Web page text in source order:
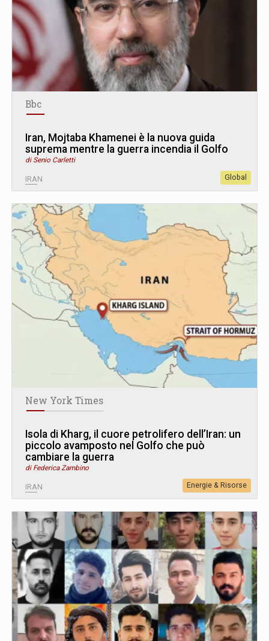
Bbc
Iran, Mojtaba Khamenei è la nuova guida
suprema mentre la guerra incendia il Golfo
di Senio Carletti
IRAN Global
New York Times
Isola di Kharg, il cuore petrolifero dell’Iran: un
piccolo avamposto nel Golfo che può
cambiare la guerra
di Federica Zambino
IRAN Energie & Risorse